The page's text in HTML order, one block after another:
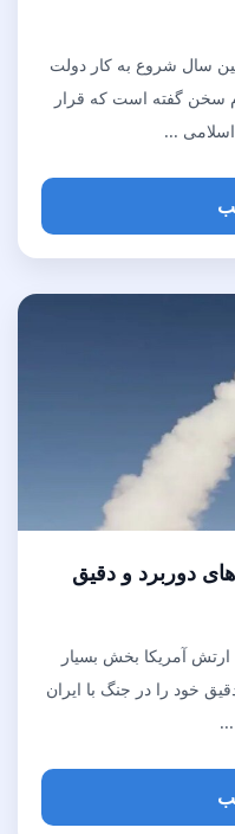
سال شروع به کار دولت
سخن گفته است که قرار
...
دوربرد و دقیق
آمریکا بخش بسیار
خود را در جنگ با ایران